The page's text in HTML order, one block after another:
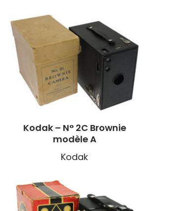
Kodak – N° 2C Brownie
modèle A
Kodak